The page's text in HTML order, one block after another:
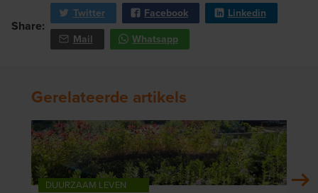
Share:
Twitter Facebook
Linkedin
Mail
Whatsapp
Gerelateerde artikels
DUURZAAM LEVEN